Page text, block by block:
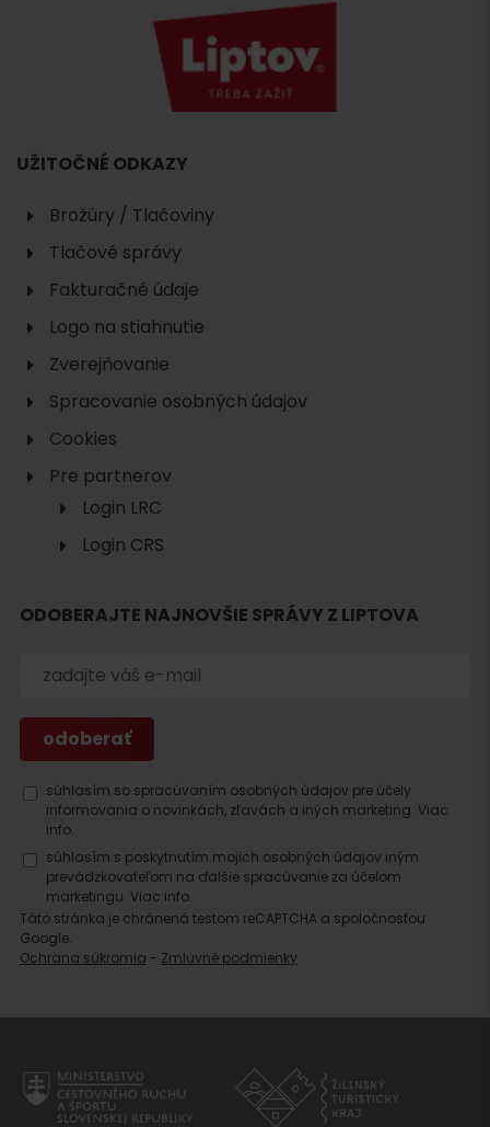
Hľadať
ubytovanie
UŽITOČNÉ ODKAZY
Brožúry / Tlačoviny
Tlačové správy
Fakturačné údaje
Logo na stiahnutie
Zverejňovanie
Spracovanie osobných údajov
Cookies
Pre partnerov
Login LRC
Login CRS
ODOBERAJTE NAJNOVŠIE SPRÁVY Z LIPTOVA
súhlasím so spracúvaním osobných údajov pre účely
informovania o novinkách, zľavách a iných marketing. Viac
info.
súhlasím s poskytnutím mojich osobných údajov iným
prevádzkovateľom na ďalšie spracúvanie za účelom
marketingu. Viac info.
Táto stránka je chránená testom reCAPTCHA a spoločnosťou
Google.
Ochrana súkromia - Zmluvné podmienky